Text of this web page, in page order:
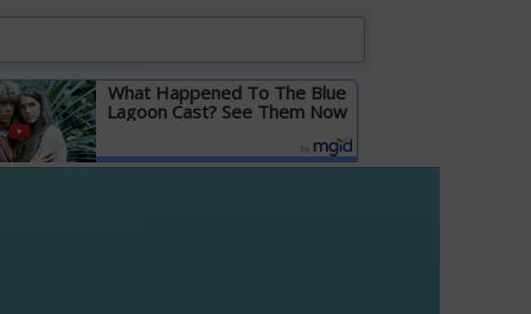
What Happened To The Blue
Lagoon Cast? See Them Now
Детальніше